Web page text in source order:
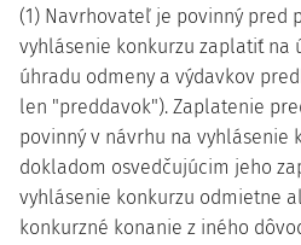
(1) Navrhovateľ je povinný pred
vyhlásenie konkurzu zaplatiť na
úhradu odmeny a výdavkov
len "preddavok"). Zaplatenie
povinný v návrhu na vyhlásenie
dokladom osvedčujúcim jeho
vyhlásenie konkurzu odmietne
konkurzné konanie z iného